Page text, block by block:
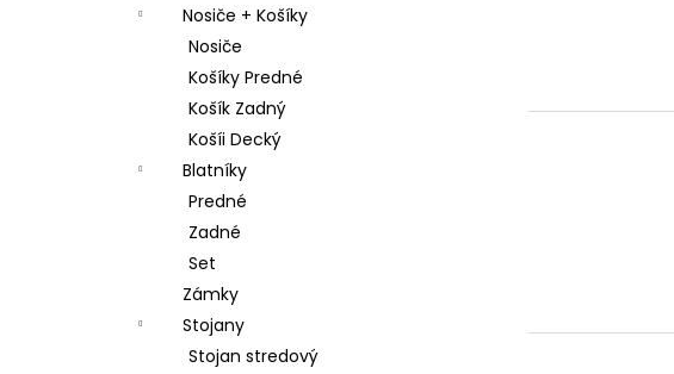
Nosiče + Košíky
Nosiče
Košíky Predné
Košík Zadný
Košíi Decký
Blatníky
Predné
Zadné
Set
Zámky
Stojany
Stojan stredový
t
o